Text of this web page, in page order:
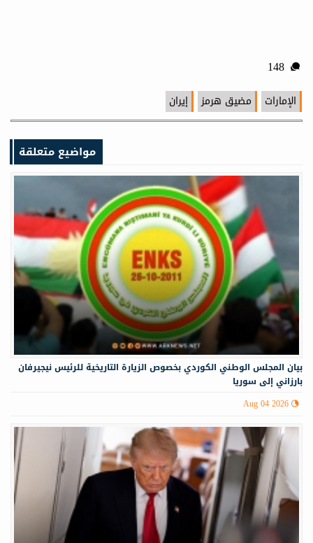
الإمارات مضيق هرمز إيران
مواضيع متعلقة
‏‏بيان المجلس الوطني الكوردي بخصوص الزيارة التاريخية للرئيس نيجيرفان
بارزاني إلى سوريا
Aug 04 2026